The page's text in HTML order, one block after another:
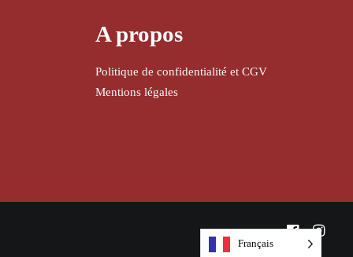
A propos
Politique de confidentialité et CGV
Mentions légales
Français